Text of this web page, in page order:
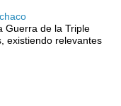
Guerra de la Triple
existiendo relevantes